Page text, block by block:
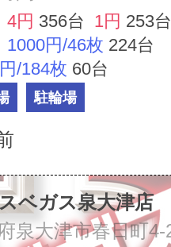
4円 356台 1円 253台
1000円/46枚 224台
/184枚 60台
駐輪場
ベガス泉大津店
泉大津市春日町4-